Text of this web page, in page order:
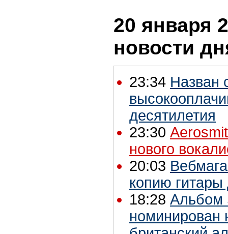
20 января
новости
23:34 Назван
десятилетия
23:30
нового
20:03
копию
18:28 Альбом